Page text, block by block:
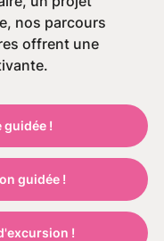
nos parcours
offrent une
guidée !
guidée !
!